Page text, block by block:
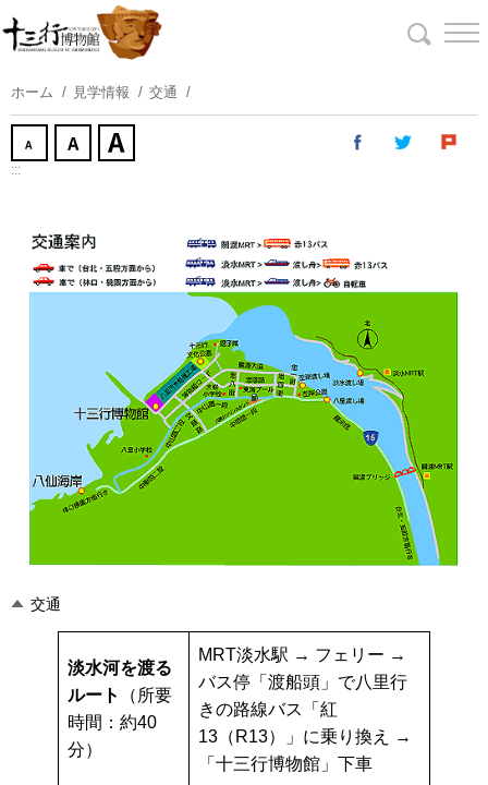
ン
ン
ツ
ス
ホーム 見学情報 交通
:::
交通
淡水河を渡る
ルート
（所要
時間：約40
分）
MRT淡水駅 → フェリー →
バス停「渡船頭」で八里行
きの路線バス「紅
13（R13）」に乗り換え →
「十三行博物館」下車